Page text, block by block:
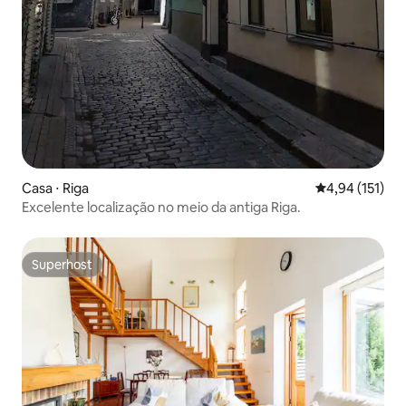
Casa ⋅ Riga 4,94 de uma
4,94 (151)
Excelente localização no meio da antiga Riga.
Superhost
Superhost